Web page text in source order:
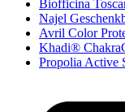
Biofficina
Najel
Avril Color
Khadi®
Propolia Active